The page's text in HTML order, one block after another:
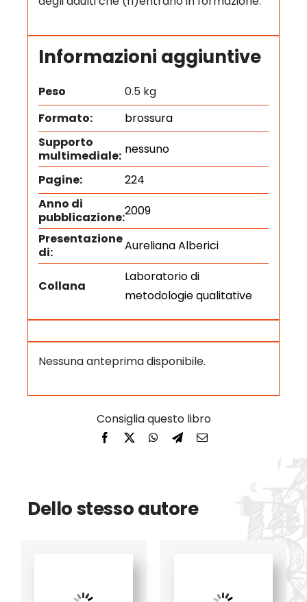
Informazioni aggiuntive
Peso
0.5 kg
Formato:
brossura
Supporto
multimediale: nessuno
Pagine:
224
Anno di
pubblicazione:2009
Presentazione
di:
Aureliana Alberici
Collana
Laboratorio di
metodologie qualitative
Nessuna anteprima disponibile.
Dello stesso autore